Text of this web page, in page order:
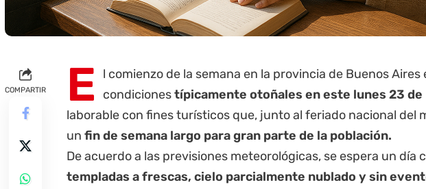
COMPARTIR E l comienzo de la semana en la provincia de Buenos Aires
condicionestípicamente otoñales en este lunes 23 de
laborable con fines turísticos que, junto al feriado nacional del
un fin de semana largo para gran parte de la población.
De acuerdo a las previsiones meteorológicas, se espera un día
templadas a frescas, cielo parcialmente nublado y sin